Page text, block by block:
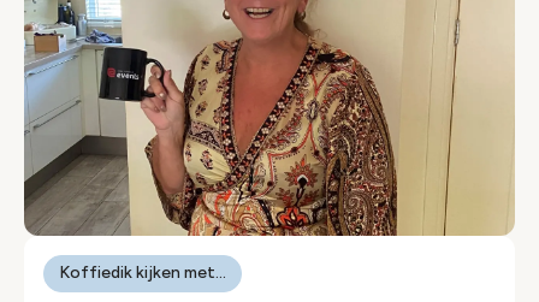
Koffiedik kijken met...